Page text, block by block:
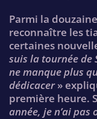
Parmi la
reconnaître les
certaines
suis la tournée de
ne manque plus
dédicacer»
première heure.
année, je n’ai